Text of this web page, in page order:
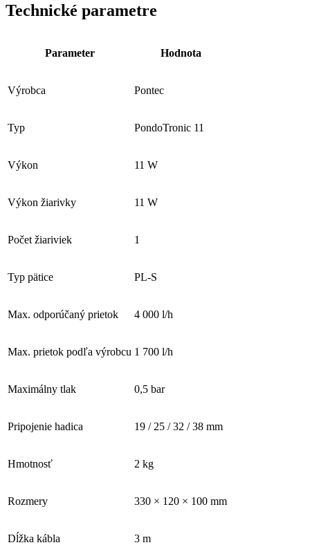
Technické parametre
Parameter Hodnota
Výrobca Pontec
Typ PondoTronic 11
Výkon 11 W
Výkon žiarivky 11 W
Počet žiariviek 1
Typ pätice PL-S
Max. odporúčaný prietok 4 000 l/h
Max. prietok podľa výrobcu 1 700 l/h
Maximálny tlak 0,5 bar
Pripojenie hadica 19 / 25 / 32 / 38 mm
Hmotnosť 2 kg
Rozmery 330 × 120 × 100 mm
Dĺžka kábla 3 m